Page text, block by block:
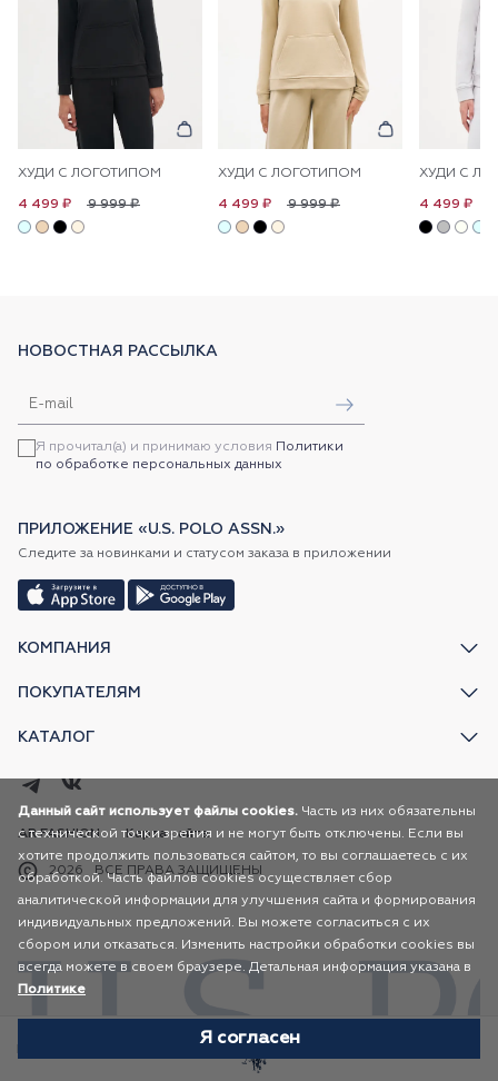
ХУДИ С ЛОГОТИПОМ
9 999 ₽
4 499 ₽
ХУДИ С ЛОГОТИПОМ
9 999 ₽
4 499 ₽
ХУДИ С
4 499 ₽
КОМПАНИЯ
ПОКУПАТЕЛЯМ
КАТАЛОГ
НОВОСТНАЯ РАССЫЛКА
Я прочитал(а) и принимаю условия Политики
по обработке персональных данных
ПРИЛОЖЕНИЕ «U.S. POLO ASSN.»
Следите за новинками и статусом заказа в приложении
2026 ВСЕ ПРАВА ЗАЩИЩЕНЫ
AR FASHION Карта сайта
Данный сайт использует файлы cookies. Часть из них обязательны
с технической точки зрения и не могут быть отключены. Если вы
хотите продолжить пользоваться сайтом, то вы соглашаетесь с их
обработкой. Часть файлов cookies осуществляет сбор
аналитической информации для улучшения сайта и формирования
индивидуальных предложений. Вы можете согласиться с их
сбором или отказаться. Изменить настройки обработки cookies вы
всегда можете в своем браузере. Детальная информация указана в
Политике
Я согласен